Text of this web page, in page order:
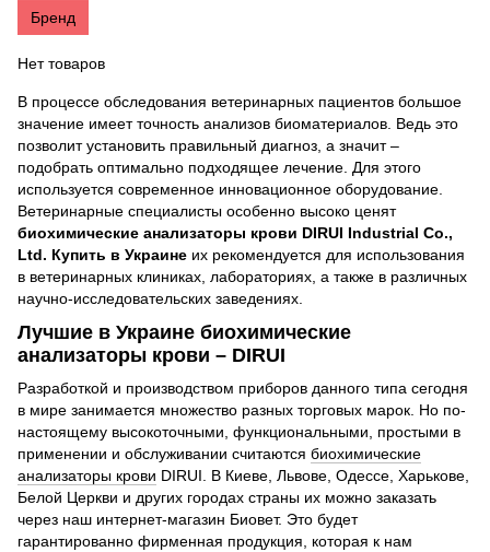
Бренд
Нет товаров
В процессе обследования ветеринарных пациентов большое
значение имеет точность анализов биоматериалов. Ведь это
позволит установить правильный диагноз, а значит –
подобрать оптимально подходящее лечение. Для этого
используется современное инновационное оборудование.
Ветеринарные специалисты особенно высоко ценят
биохимические анализаторы крови DIRUI Industrial Co.,
Ltd. Купить в Украине их рекомендуется для использования
в ветеринарных клиниках, лабораториях, а также в различных
научно-исследовательских заведениях.
Лучшие в Украине биохимические
анализаторы крови – DIRUI
Разработкой и производством приборов данного типа сегодня
в мире занимается множество разных торговых марок. Но по-
настоящему высокоточными, функциональными, простыми в
применении и обслуживании считаются биохимические
анализаторы крови DIRUI. В Киеве, Львове, Одессе, Харькове,
Белой Церкви и других городах страны их можно заказать
через наш интернет-магазин Биовет. Это будет
гарантированно фирменная продукция, которая к нам